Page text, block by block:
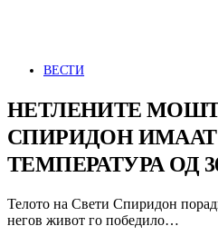
ВЕСТИ
НЕТЛЕНИТЕ
СПИРИДОН
ТЕМПЕРАТУРА ОД
Телото на Свети Спиридон
негов живот го победило…